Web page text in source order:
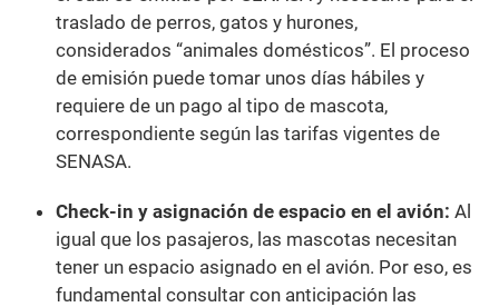
traslado de perros, gatos y hurones,
considerados “animales domésticos”. El proceso
de emisión puede tomar unos días hábiles y
requiere de un pago al tipo de mascota,
correspondiente según las tarifas vigentes de
SENASA.
Check-in y asignación de espacio en el avión: Al
igual que los pasajeros, las mascotas necesitan
tener un espacio asignado en el avión. Por eso, es
fundamental consultar con anticipación las